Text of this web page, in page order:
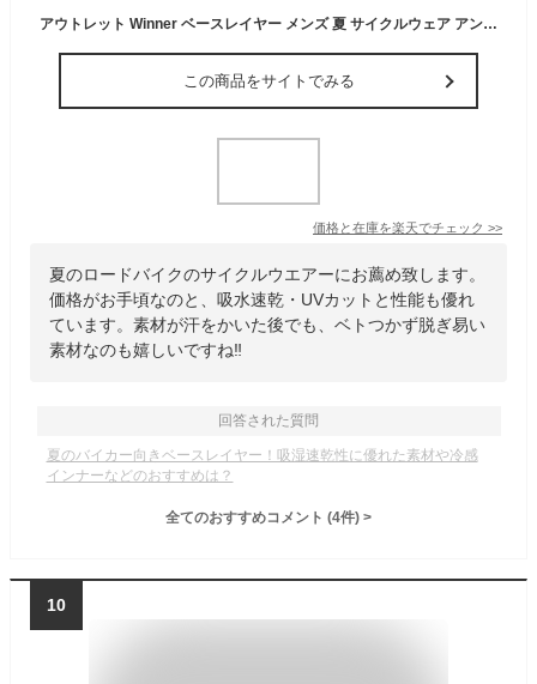
アウトレット Winner ベースレイヤー メンズ 夏 サイクルウェア アンダーウェア ソフトフィット インナー 肌着 カジュアル 半袖 ブランド サイクリング 登山 ゴルフ 吸水速乾 UVカット ゆったり メッシュ ロードバイク 送料無料 高品質 日本製
この商品をサイトでみる
価格と在庫を楽天でチェック >>
夏のロードバイクのサイクルウエアーにお薦め致します。
価格がお手頃なのと、吸水速乾・UVカットと性能も優れ
ています。素材が汗をかいた後でも、ベトつかず脱ぎ易い
素材なのも嬉しいですね‼️
回答された質問
夏のバイカー向きベースレイヤー！吸湿速乾性に優れた素材や冷感
インナーなどのおすすめは？
全てのおすすめコメント (4件) >
10